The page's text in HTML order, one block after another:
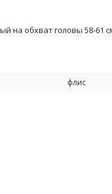
на обхват головы 58-61
флис